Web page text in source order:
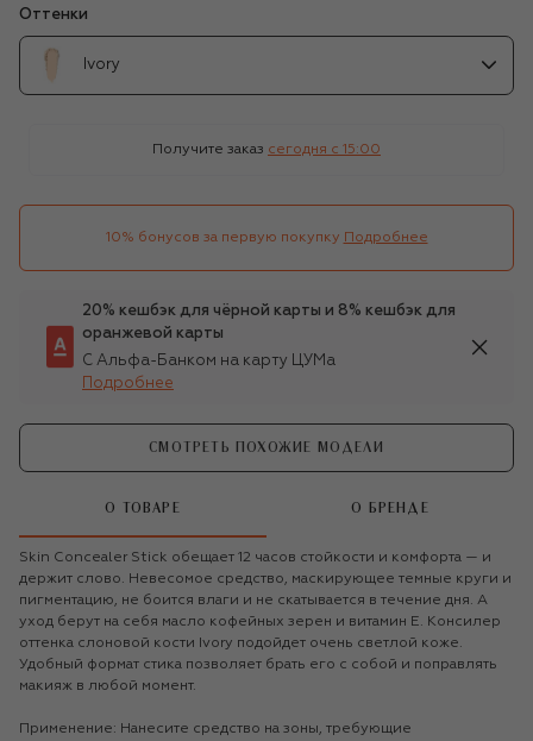
Оттенки
Ivory
Получите заказ сегодня c 15:00
10% бонусов за первую покупку Подробнее
20% кешбэк для чёрной карты и 8% кешбэк для
оранжевой карты
С Альфа-Банком на карту ЦУМа
Подробнее
СМОТРЕТЬ ПОХОЖИЕ МОДЕЛИ
О ТОВАРЕ О БРЕНДЕ
Skin Concealer Stick обещает 12 часов стойкости и комфорта — и
держит слово. Невесомое средство, маскирующее темные круги и
пигментацию, не боится влаги и не скатывается в течение дня. А
уход берут на себя масло кофейных зерен и витамин Е. Консилер
оттенка слоновой кости Ivory подойдет очень светлой коже.
Удобный формат стика позволяет брать его с собой и поправлять
макияж в любой момент.
Применение: Нанесите средство на зоны, требующие